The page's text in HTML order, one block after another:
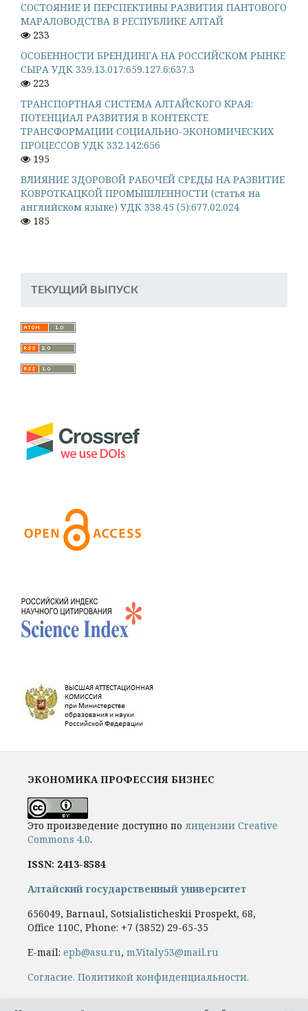
СОСТОЯНИЕ И ПЕРСПЕКТИВЫ РАЗВИТИЯ ПАНТОВОГО
МАРАЛОВОДСТВА В РЕСПУБЛИКЕ АЛТАЙ
233
ОСОБЕННОСТИ БРЕНДИНГА НА РОССИЙСКОМ РЫНКЕ
СЫРА УДК 339.13.017:659.127.6:637.3
223
ТРАНСПОРТНАЯ СИСТЕМА АЛТАЙСКОГО КРАЯ:
ПОТЕНЦИАЛ РАЗВИТИЯ В КОНТЕКСТЕ
ТРАНСФОРМАЦИИ СОЦИАЛЬНО-ЭКОНОМИЧЕСКИХ
ПРОЦЕССОВ УДК 332.142:656
195
ВЛИЯНИЕ ЗДОРОВОЙ РАБОЧЕЙ СРЕДЫ НА РАЗВИТИЕ
КОВРОТКАЦКОЙ ПРОМЫШЛЕННОСТИ (статья на
английском языке) УДК 338.45 (5):677.02.024
185
ТЕКУЩИЙ ВЫПУСК
ЭКОНОМИКА ПРОФЕССИЯ БИЗНЕС
Это произведение доступно по лицензии Creative
Commons 4.0.
ISSN: 2413-8584
Алтайский государственный университет
656049, Barnaul, Sotsialisticheskii Prospekt, 68,
Office 110C, Phone: +7 (3852) 29-65-35
E-mail: epb@asu.ru, m.Vitaly53@mail.ru
Cогласие. Политикой конфиденциальности.